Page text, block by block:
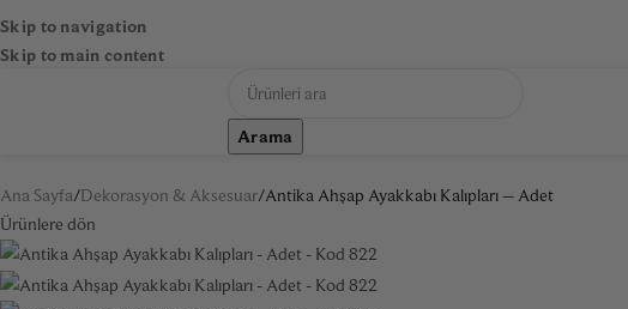
Skip to navigation
Skip to main content
Arama
Ana Sayfa Dekorasyon & Aksesuar Antika Ahşap Ayakkabı Kalıpları – Adet
Ürünlere dön